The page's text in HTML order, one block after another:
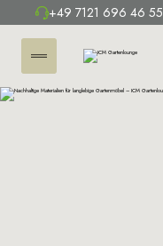
+49 7121 696 46 55